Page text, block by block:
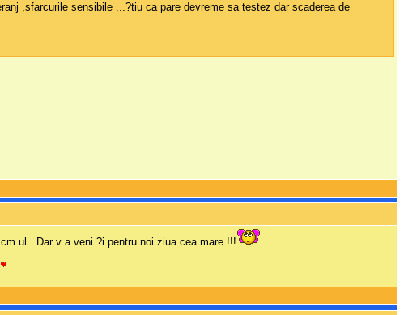
,sfarcurile sensibile ...?tiu ca pare devreme sa testez dar scaderea de
ul...Dar v a veni ?i pentru noi ziua cea mare !!!